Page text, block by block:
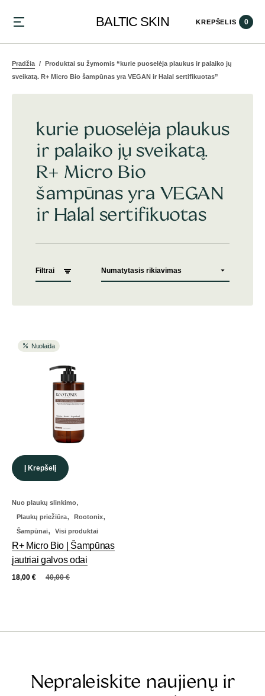
BALTIC SKIN KREPŠELIS 0
Pradžia
Produktai su žymomis “kurie puoselėja plaukus ir palaiko jų
sveikatą. R+ Micro Bio šampūnas yra VEGAN ir Halal sertifikuotas”
kurie puoselėja plaukus
ir palaiko jų sveikatą.
R+ Micro Bio
šampūnas yra VEGAN
ir Halal sertifikuotas
Filtrai
Nuolaida
Į Krepšelį
Nuo plaukų slinkimo,
Plaukų priežiūra, Rootonix,
Šampūnai, Visi produktai
R+ Micro Bio | Šampūnas
jautriai galvos odai
40,00€
18,00 €
Nepraleiskite naujienų ir